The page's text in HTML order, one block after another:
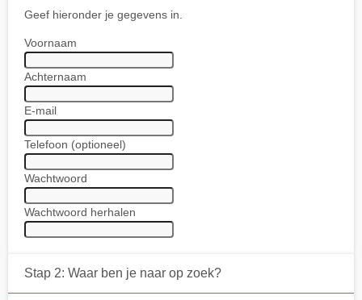
Geef hieronder je gegevens in.
Voornaam
Achternaam
E-mail
Telefoon (optioneel)
Wachtwoord
Wachtwoord herhalen
Stap 2: Waar ben je naar op zoek?